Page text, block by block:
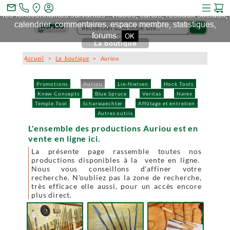
search
Promotions Auriou Lie-Nielsen
Hock Tools
Knew Concepts
Blue Spruce Veritas
Narex
Temple Tool
Scharwaechter
Affûtage et entretien
Autres outils
La boutique
Accueil >La boutique > Auriou
L'ensemble des productions Auriou est en
vente en ligne ici.
La présente page rassemble toutes nos
productions disponibles à la vente en ligne.
Nous vous conseillons d'affiner votre
recherche. N'oubliez pas la zone de recherche,
très efficace elle aussi, pour un accès encore
plus direct.
mail_outline
Ce site et des sites tiers qu'il utilise collectent des cookies pour
les fonctionnalités suivantes : vidéos, cartes, réseaux sociaux,
calendrier, commentaires, espace membre, statistiques,
forums. OK